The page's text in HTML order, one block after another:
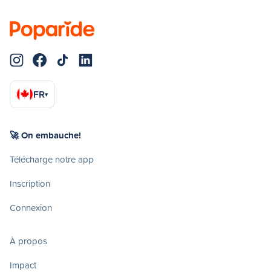
FR▾
🚀 On embauche!
Télécharge notre app
Inscription
Connexion
À propos
Impact